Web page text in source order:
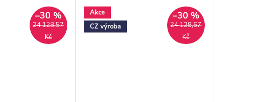
24 128,57
Kč
–30 %
Akce
CZ výroba
24 128,57
Kč
–30 %